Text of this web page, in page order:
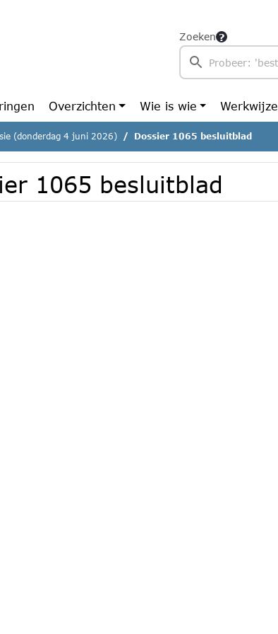
Zoeken
Overzichten Wie is wie Werkwijze
(donderdag 4 juni 2026) Dossier 1065 besluitblad
1065 besluitblad